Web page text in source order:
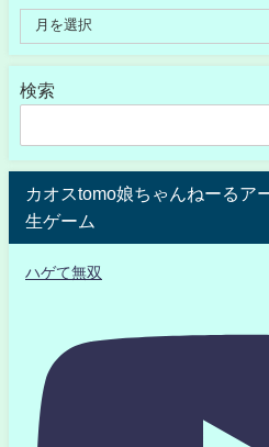
検索
カオスtomo娘ちゃんねーるア
生ゲーム
ハゲて無双